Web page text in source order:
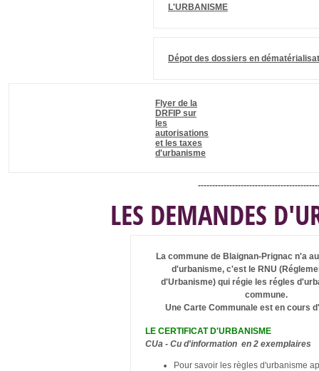
L'URBANISME
Dépot des dossiers en
Flyer de la
DRFIP sur
les
autorisations
et les taxes
d'urbanisme
LES DEMANDES
La commune de Blaignan-Prignac n'a
d'urbanisme, c'est le RNU
d'Urbanisme) qui régie les régles
commune.
Une Carte Communale est en cours
LE CERTIFICAT D'URBANISME
CUa - Cu d'information en 2 exemplaires
Pour savoir les règles d'urbanisme